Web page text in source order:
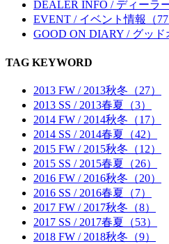
DEALER INFO / ディーラ
EVENT / イベント情報（77
GOOD ON DIARY / グッド
TAG KEYWORD
2013 FW / 2013秋冬（27）
2013 SS / 2013春夏（3）
2014 FW / 2014秋冬（17）
2014 SS / 2014春夏（42）
2015 FW / 2015秋冬（12）
2015 SS / 2015春夏（26）
2016 FW / 2016秋冬（20）
2016 SS / 2016春夏（7）
2017 FW / 2017秋冬（8）
2017 SS / 2017春夏（53）
2018 FW / 2018秋冬（9）